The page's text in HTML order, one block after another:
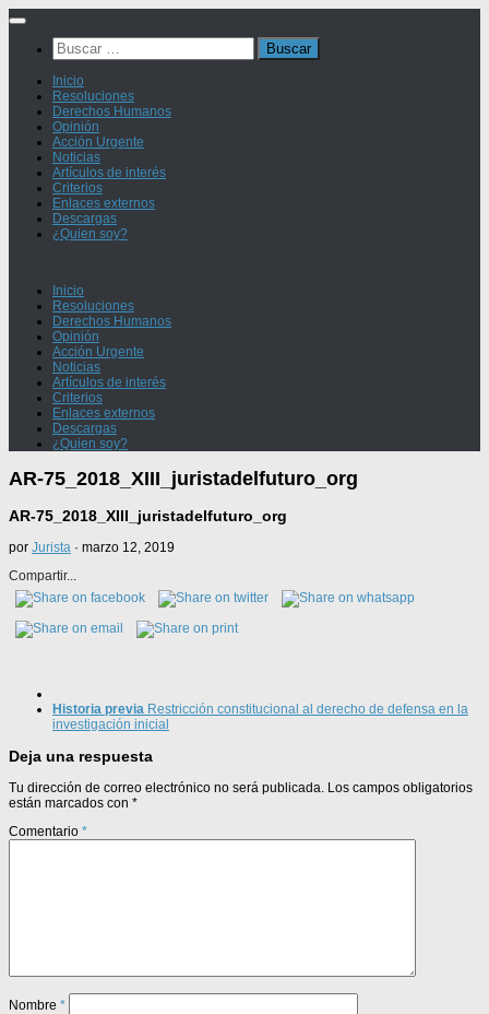
Saltar
contenidoBuscar:
Inicio
Resoluciones
Derechos Humanos
Opinión
Acción Urgente
Noticias
Artículos de interés
Criterios
Enlaces externos
Descargas
¿Quien soy?
Inicio
Resoluciones
Derechos Humanos
Opinión
Acción Urgente
Noticias
Artículos de interés
Criterios
Enlaces externos
Descargas
¿Quien soy?
AR-75_2018_XIII_juristadelfuturo_org
AR-75_2018_XIII_juristadelfuturo_org
por Jurista · marzo 12, 2019
Compartir...
Historia previa Restricción constitucional al derecho de defensa en la
investigación inicial
Deja una respuesta
Tu dirección de correo electrónico no será publicada. Los campos obligatorios
están marcados con *
Comentario *
Nombre *